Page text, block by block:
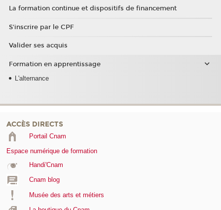
La formation continue et dispositifs de financement
S'inscrire par le CPF
Valider ses acquis
Formation en apprentissage
L'alternance
ACCÈS DIRECTS
Portail Cnam
Espace numérique de formation
Handi'Cnam
Cnam blog
Musée des arts et métiers